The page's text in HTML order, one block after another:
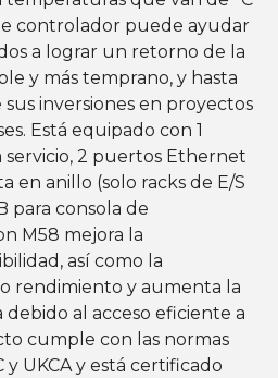
controlador puede ayudar
a lograr un retorno de la
y más temprano, y hasta
inversiones en proyectos
Está equipado con 1
2 puertos Ethernet
en anillo (solo racks de E/S
para consola de
M58 mejora la
así como la
rendimiento y aumenta la
al acceso eficiente a
cumple con las normas
y UKCA y está certificado